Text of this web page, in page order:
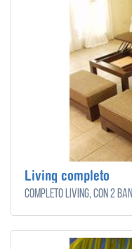
Living completo
Completo Living, con 2